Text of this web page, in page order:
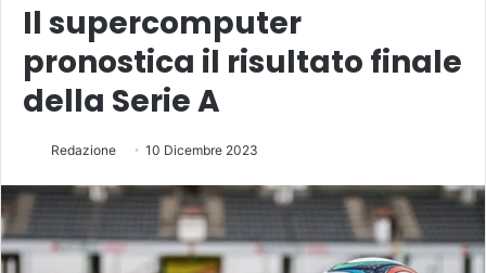
Il supercomputer
pronostica il risultato finale
della Serie A
Redazione 10 Dicembre 2023